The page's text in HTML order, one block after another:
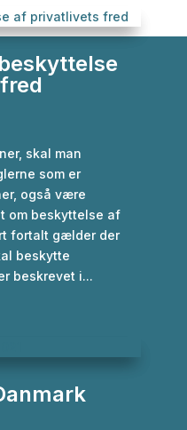
skal man
som er
også være
om beskyttelse af
fortalt gælder der
beskytte
beskrevet i...